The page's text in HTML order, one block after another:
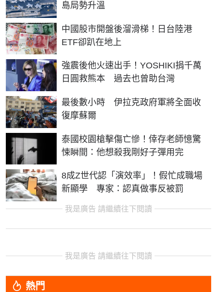
島局勢升溫
中國股市開盤後溜滑梯！日台陸港
ETF卻趴在地上
強震後他火速出手！YOSHIKI捐千萬
日圓救熊本 過去也曾助台灣
最後數小時 伊拉克政府軍將全面收
復摩蘇爾
泰國校園槍擊傷亡慘！倖存老師憶驚
悚瞬間：他想殺我剛好子彈用完
8成Z世代認「演效率」！假忙成職場
新顯學 專家：認真做事反被罰
我是廣告 請繼續往下閱讀
我是廣告 請繼續往下閱讀
熱門